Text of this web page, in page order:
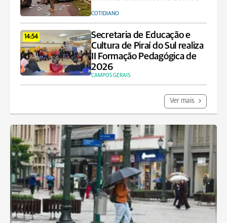
COTIDIANO
14:54
Secretaria de Educação e
Cultura de Piraí do Sul realiza
II Formação Pedagógica de
2026
CAMPOS GERAIS
Ver mais